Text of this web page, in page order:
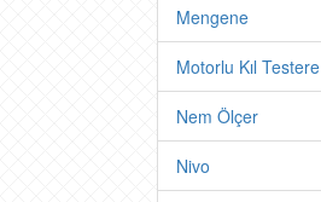
Mengene
Motorlu Kıl Testere
Nem Ölçer
Nivo